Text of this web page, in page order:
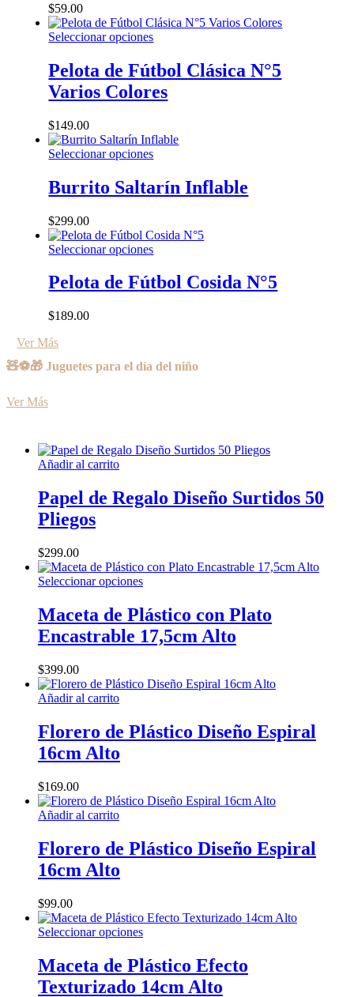
producto
opciones
se
elegir
en
la
producto
$59.00
Seleccionar opcionesEste
tiene
múltiples
variantes.
se
pueden
elegir
la
producto
Pelota de Fútbol Clásica N°5
Varios Colores
$149.00
Seleccionar opcionesEste
tiene
múltiples
opciones
se
elegir
en
Burrito Saltarín Inflable
$299.00
Seleccionar opcionesEste
tiene
múltiples
pueden
producto
Pelota de Fútbol Cosida N°5
$189.00
Ver Más
🧸⚽🎁 Juguetes para el día del niño
Ver Más
Añadir al carrito
Papel de Regalo Diseño Surtidos 50
Pliegos
$299.00
Seleccionar opcionesEste
tiene
múltiples
variantes.
se
pueden
en
la
Maceta de Plástico con Plato
Encastrable 17,5cm Alto
$399.00
Añadir al carrito
Florero de Plástico Diseño Espiral
16cm Alto
$169.00
Añadir al carrito
Florero de Plástico Diseño Espiral
16cm Alto
$99.00
Seleccionar opcionesEste
tiene
múltiples
variantes.
Maceta de Plástico Efecto
Texturizado 14cm Alto